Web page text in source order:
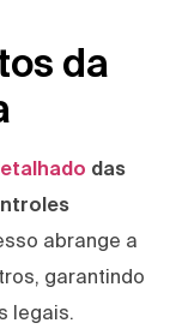
da
das
abrange a
garantindo
legais.